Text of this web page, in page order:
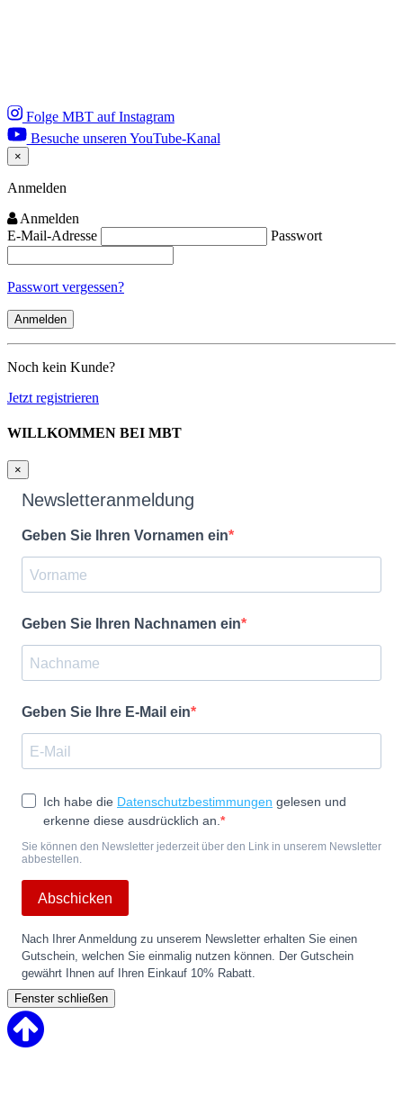
Folge MBT auf Instagram
Besuche unseren YouTube-Kanal
×
Close
Anmelden
Anmelden
E-Mail-Adresse
Passwort
Passwort vergessen?
Noch kein Kunde?
Jetzt registrieren
WILLKOMMEN BEI MBT
×
Newsletteranmeldung
Geben Sie Ihren Vornamen ein
Geben Sie Ihren Nachnamen ein
Geben Sie Ihre E-Mail ein
Ich habe die Datenschutzbestimmungen gelesen und
erkenne diese ausdrücklich an.
Sie können den Newsletter jederzeit über den Link in unserem Newsletter
abbestellen.
Abschicken
Nach Ihrer Anmeldung zu unserem Newsletter erhalten Sie einen
Gutschein, welchen Sie einmalig nutzen können. Der Gutschein
gewährt Ihnen auf Ihren Einkauf 10% Rabatt.
Fenster schließen
to